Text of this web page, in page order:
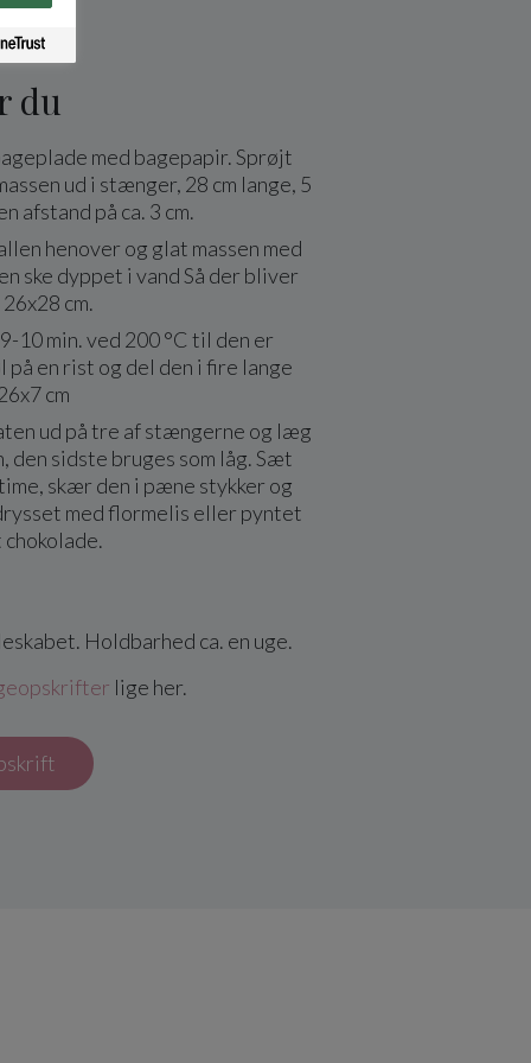
du
med bagepapir. Sprøjt
ud i stænger, 28 cm lange, 5
afstand på ca. 3 cm.
henover og glat massen med
ske dyppet i vand Så der bliver
cm.
10 min. ved 200 °C til den er
på en rist og del den i fire lange
cm
ud på tre af stængerne og læg
den sidste bruges som låg. Sæt
skær den i pæne stykker og
med flormelis eller pyntet
Holdbarhed ca. en uge.
lige her.